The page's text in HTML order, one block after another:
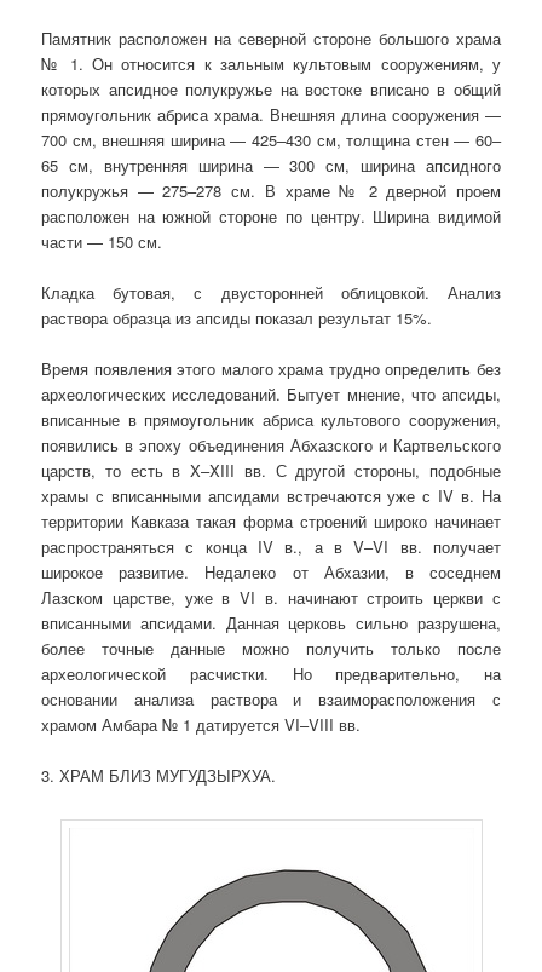
Памятник расположен на северной стороне большого храма
№ 1. Он относится к зальным культовым сооружениям, у
которых апсидное полукружье на востоке вписано в общий
прямоугольник абриса храма. Внешняя длина сооружения —
700 см, внешняя ширина — 425–430 см, толщина стен — 60–
65 см, внутренняя ширина — 300 см, ширина апсидного
полукружья — 275–278 см. В храме № 2 дверной проем
расположен на южной стороне по центру. Ширина видимой
части — 150 см.
Кладка бутовая, с двусторонней облицовкой. Анализ
раствора образца из апсиды показал результат 15%.
Время появления этого малого храма трудно определить без
археологических исследований. Бытует мнение, что апсиды,
вписанные в прямоугольник абриса культового сооружения,
появились в эпоху объединения Абхазского и Картвельского
царств, то есть в X–XIII вв. С другой стороны, подобные
храмы с вписанными апсидами встречаются уже с IV в. На
территории Кавказа такая форма строений широко начинает
распространяться с конца IV в., а в V–VI вв. получает
широкое развитие. Недалеко от Абхазии, в соседнем
Лазском царстве, уже в VI в. начинают строить церкви с
вписанными апсидами. Данная церковь сильно разрушена,
более точные данные можно получить только после
археологической расчистки. Но предварительно, на
основании анализа раствора и взаиморасположения с
храмом Амбара № 1 датируется VI–VIII вв.
3. ХРАМ БЛИЗ МУГУДЗЫРХУА.